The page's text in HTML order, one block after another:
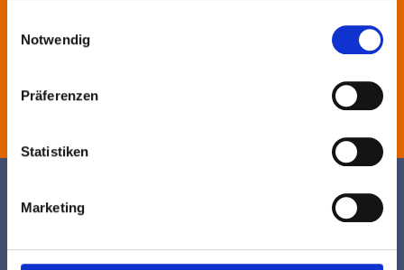
Notwendig
Präferenzen
Statistiken
Marketing
FOOTER-NAVIGATION
Produkte